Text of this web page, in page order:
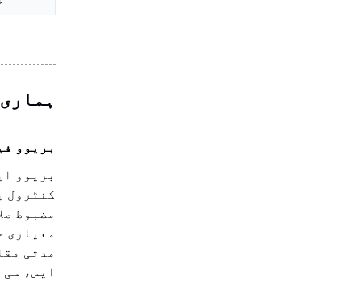
بریوو
بریوو
کنٹرول
مضبوط
معیاری
مدتی
ایس،